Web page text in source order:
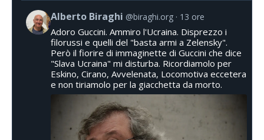
Alberto Biraghi @biraghi.org 13 ore
Adoro Guccini. Ammiro l'Ucraina. Disprezzo i
filorussi e quelli del "basta armi a Zelensky".
Però il fiorire di immaginette di Guccini che dice
"Slava Ucraina" mi disturba. Ricordiamolo per
Eskino, Cirano, Avvelenata, Locomotiva eccetera
e non tiriamolo per la giacchetta da morto.